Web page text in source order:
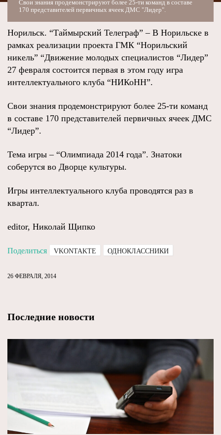
Свои знания продемонстрируют более 25-ти команд в составе
170 представителей первичных ячеек ДМС "Лидер".
Норильск. “Таймырский Телеграф” – В Норильске в
рамках реализации проекта ГМК “Норильский
никель” “Движение молодых специалистов “Лидер”
27 февраля состоится первая в этом году игра
интеллектуального клуба “НИКоНН”.
Свои знания продемонстрируют более 25-ти команд
в составе 170 представителей первичных ячеек ДМС
“Лидер”.
Тема игры – “Олимпиада 2014 года”. Знатоки
соберутся во Дворце культуры.
Игры интеллектуального клуба проводятся раз в
квартал.
editor, Николай Щипко
Поделиться VKONTAKTE ОДНОКЛАССНИКИ
26 ФЕВРАЛЯ, 2014
Последние новости